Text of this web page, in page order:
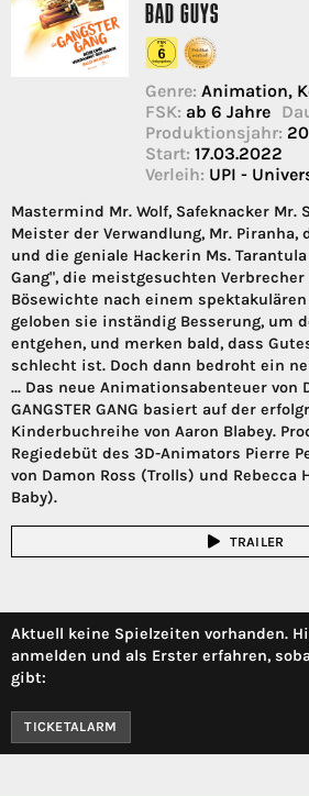
BAD GUYS
Genre: Animation,
FSK: ab 6 Jahre
Produktionsjahr:
Start: 17.03.2022
Verleih: UPI -
Mastermind Mr. Wolf, Safeknacker Mr.
Meister der Verwandlung, Mr. Piranha,
und die geniale Hackerin Ms.
Gang", die meistgesuchten
Bösewichte nach einem
geloben sie inständig Besserung, um
entgehen, und merken bald, dass
schlecht ist. Doch dann bedroht ein
... Das neue Animationsabenteuer von
GANGSTER GANG basiert auf der
Kinderbuchreihe von Aaron Blabey.
Regiedebüt des 3D-Animators Pierre
von Damon Ross (Trolls) und Rebecca
Baby).
TRAILER
Aktuell keine Spielzeiten vorhanden.
anmelden und als Erster erfahren,
gibt:
TICKETALARM